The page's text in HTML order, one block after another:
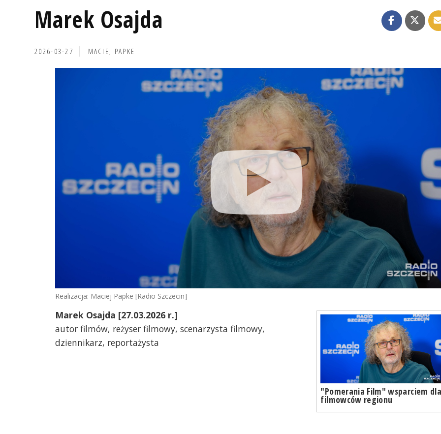
Marek Osajda
2026-03-27 MACIEJ PAPKE
Realizacja: Maciej Papke [Radio Szczecin]
"Pomerania Film" wsparciem dla
filmowców regionu
Marek Osajda [27.03.2026 r.]
autor filmów, reżyser filmowy, scenarzysta filmowy,
dziennikarz, reportażysta